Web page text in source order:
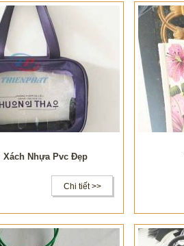
Xách Nhựa Pvc Đẹp
Chi tiết >>